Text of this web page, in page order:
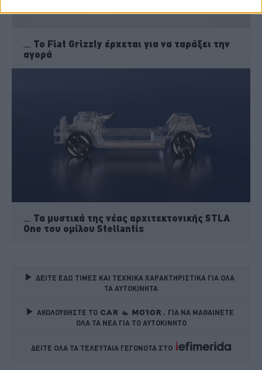
Το Fiat Grizzly έρχεται για να ταράξει την
αγορά
Τα μυστικά της νέας αρχιτεκτονικής STLA
One του ομίλου Stellantis
ΔΕΙΤΕ ΕΔΩ ΤΙΜΕΣ ΚΑΙ ΤΕΧΝΙΚΑ ΧΑΡΑΚΤΗΡΙΣΤΙΚΑ ΓΙΑ ΟΛΑ
ΤΑ ΑΥΤΟΚΙΝΗΤΑ
ΑΚΟΛΟΥΘΗΣΤΕ ΤΟ
ΓΙΑ ΝΑ ΜΑΘΑΙΝΕΤΕ
ΟΛΑ ΤΑ ΝΕΑ ΓΙΑ ΤΟ ΑΥΤΟΚΙΝΗΤΟ
ΔΕΙΤΕ ΟΛΑ ΤΑ ΤΕΛΕΥΤΑΙΑ ΓΕΓΟΝΟΤΑ ΣΤΟ